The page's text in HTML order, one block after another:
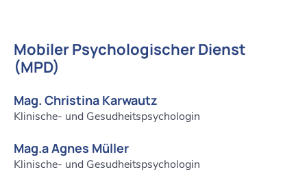
Mobiler Psychologischer Dienst
(MPD)
Mag. Christina Karwautz
Klinische- und Gesudheitspsychologin
Mag.a Agnes Müller
Klinische- und Gesudheitspsychologin